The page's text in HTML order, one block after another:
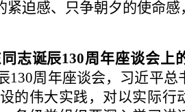
迫感、只争朝夕的使命
志诞辰130周年座谈会上
130周年座谈会，习近平总
的伟大实践，对以实际行